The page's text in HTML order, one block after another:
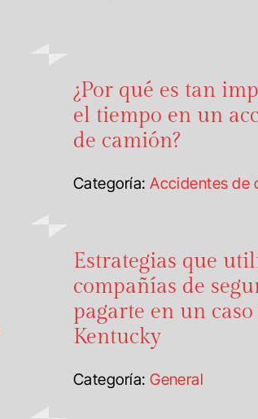
¿Por qué es tan
el tiempo en un
de camión?
Categoría:Accidentes de
Estrategias que
compañías de
pagarte en un
Kentucky
Categoría:General